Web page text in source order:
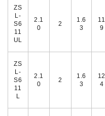
ZS
L-
S6
11
UL
2.1
0
2
1.6
3
11
9
ZS
L-
S6
11
L
2.1
0
2
1.6
3
12
4